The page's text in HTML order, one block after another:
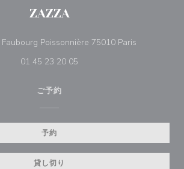
ZAZZA
Poissonnière 75010 Paris((新しいウ
01 45 23 20 05
ご予約
予約
貸し切り